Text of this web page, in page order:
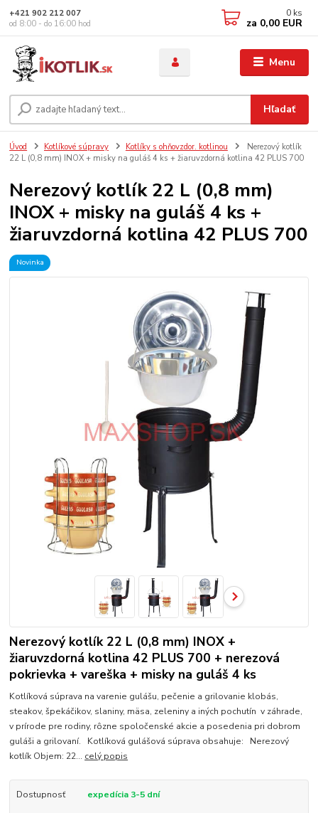
Menu
Hľadať
+421 902 212 007
od 8:00 - do 16:00 hod
0 ks
za 0,00 EUR
Úvod Kotlíkové súpravy Kotlíky s ohňovzdor. kotlinou
Nerezový kotlík
22 L (0,8 mm) INOX + misky na guláš 4 ks + žiaruvzdorná kotlina 42 PLUS 700
Nerezový kotlík 22 L (0,8 mm)
INOX + misky na guláš 4 ks +
žiaruvzdorná kotlina 42 PLUS 700
Novinka
Nerezový kotlík 22 L (0,8 mm) INOX +
žiaruvzdorná kotlina 42 PLUS 700 + nerezová
pokrievka + vareška + misky na guláš 4 ks
Kotlíková súprava na varenie gulášu, pečenie a grilovanie klobás,
steakov, špekáčikov, slaniny, mäsa, zeleniny a iných pochutín v záhrade,
v prírode pre rodiny, rôzne spoločenské akcie a posedenia pri dobrom
guláši a grilovaní. Kotlíková gulášová súprava obsahuje: Nerezový
kotlík Objem: 22... celý popis
Dostupnosť expedícia 3-5 dní